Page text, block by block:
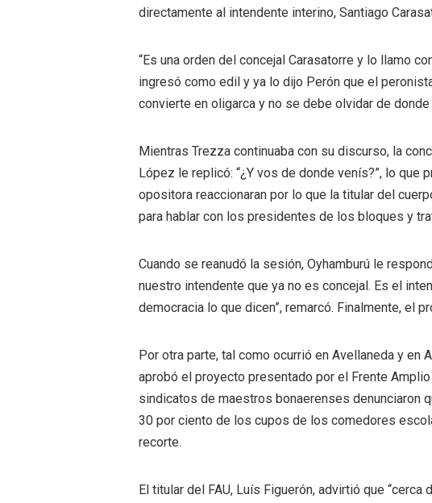
directamente al intendente interino, Santiago
“Es una orden del concejal Carasatorre y lo llamo
ingresó como edil y ya lo dijo Perón que el
convierte en oligarca y no se debe olvidar de donde
Mientras Trezza continuaba con su discurso, la
López le replicó: “¿Y vos de donde venís?”, lo que
opositora reaccionaran por lo que la titular del
para hablar con los presidentes de los bloques y
Cuando se reanudó la sesión, Oyhamburú le
nuestro intendente que ya no es concejal. Es el
democracia lo que dicen”, remarcó. Finalmente, el
Por otra parte, tal como ocurrió en Avellaneda y en
aprobó el proyecto presentado por el Frente
sindicatos de maestros bonaerenses denunciaron
30 por ciento de los cupos de los comedores
recorte.
El titular del FAU, Luís Figuerón, advirtió que